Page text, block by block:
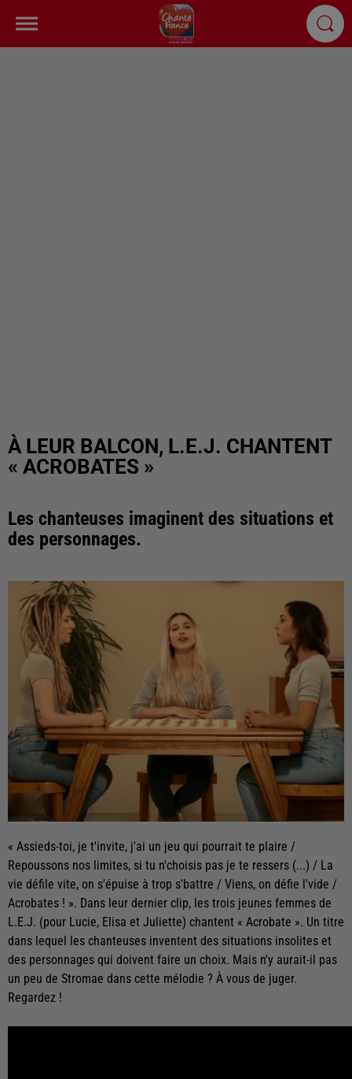
À LEUR BALCON, L.E.J. CHANTENT
« ACROBATES »
Les chanteuses imaginent des situations et
des personnages.
« Assieds-toi, je t'invite, j'ai un jeu qui pourrait te plaire /
Repoussons nos limites, si tu n'choisis pas je te ressers (...) / La
vie défile vite, on s'épuise à trop s'battre / Viens, on défie l'vide /
Acrobates ! ». Dans leur dernier clip, les trois jeunes femmes de
L.E.J. (pour Lucie, Elisa et Juliette) chantent « Acrobate ». Un titre
dans lequel les chanteuses inventent des situations insolites et
des personnages qui doivent faire un choix. Mais n'y aurait-il pas
un peu de Stromae dans cette mélodie ? À vous de juger.
Regardez !